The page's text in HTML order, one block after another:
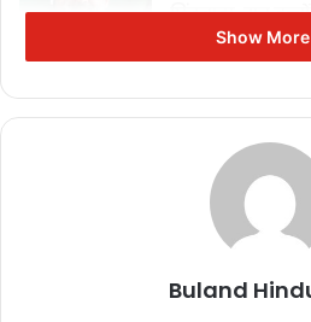
छिंदवाड़ा, मृत
मुलाकात
10 लाख, आरोपित
October 7, 2025
छिंदवाड़ा में कफ
बाद हड़कंप, डॉक्टर
Show More
Buland